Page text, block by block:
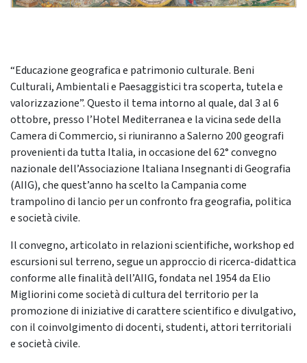
“Educazione geografica e patrimonio culturale. Beni
Culturali, Ambientali e Paesaggistici tra scoperta, tutela e
valorizzazione”. Questo il tema intorno al quale, dal 3 al 6
ottobre, presso l’Hotel Mediterranea e la vicina sede della
Camera di Commercio, si riuniranno a Salerno 200 geografi
provenienti da tutta Italia, in occasione del 62° convegno
nazionale dell’Associazione Italiana Insegnanti di Geografia
(AIIG), che quest’anno ha scelto la Campania come
trampolino di lancio per un confronto fra geografia, politica
e società civile.
Il convegno, articolato in relazioni scientifiche, workshop ed
escursioni sul terreno, segue un approccio di ricerca-didattica
conforme alle finalità dell’AIIG, fondata nel 1954 da Elio
Migliorini come società di cultura del territorio per la
promozione di iniziative di carattere scientifico e divulgativo,
con il coinvolgimento di docenti, studenti, attori territoriali
e società civile.